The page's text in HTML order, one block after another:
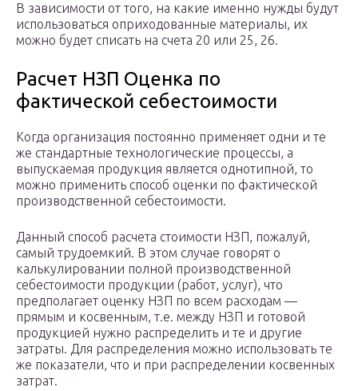
В зависимости от того, на какие именно нужды будут
использоваться оприходованные материалы, их
можно будет списать на счета 20 или 25, 26.
Расчет НЗП Оценка по
фактической себестоимости
Когда организация постоянно применяет одни и те
же стандартные технологические процессы, а
выпускаемая продукция является однотипной, то
можно применить способ оценки по фактической
производственной себестоимости.
Данный способ расчета стоимости НЗП, пожалуй,
самый трудоемкий. В этом случае говорят о
калькулировании полной производственной
себестоимости продукции (работ, услуг), что
предполагает оценку НЗП по всем расходам —
прямым и косвенным, т.е. между НЗП и готовой
продукцией нужно распределить и те и другие
затраты. Для распределения можно использовать те
же показатели, что и при распределении косвенных
затрат.